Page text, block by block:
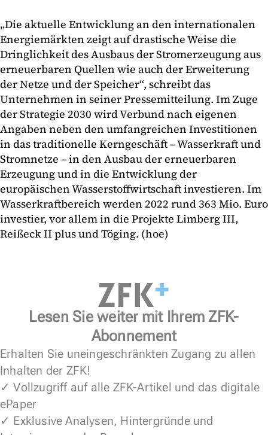
„Die aktuelle Entwicklung an den internationalen
Energiemärkten zeigt auf drastische Weise die
Dringlichkeit des Ausbaus der Stromerzeugung aus
erneuerbaren Quellen wie auch der Erweiterung
der Netze und der Speicher“, schreibt das
Unternehmen in seiner Pressemitteilung. Im Zuge
der Strategie 2030 wird Verbund nach eigenen
Angaben neben den umfangreichen Investitionen
in das traditionelle Kerngeschäft – Wasserkraft und
Stromnetze – in den Ausbau der erneuerbaren
Erzeugung und in die Entwicklung der
europäischen Wasserstoffwirtschaft investieren. Im
Wasserkraftbereich werden 2022 rund 363 Mio. Euro
investier, vor allem in die Projekte Limberg III,
Reißeck II plus und Töging. (hoe)
Lesen Sie weiter mit Ihrem ZFK-
Abonnement
Erhalten Sie uneingeschränkten Zugang zu allen
Inhalten der ZFK!
✓ Vollzugriff auf alle ZFK-Artikel und das digitale
ePaper
✓ Exklusive Analysen, Hintergründe und